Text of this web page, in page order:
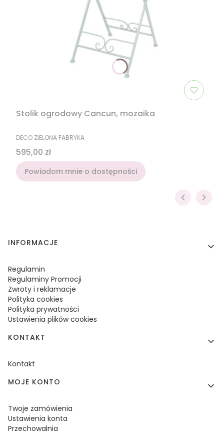
Stolik ogrodowy Cancun, mozaika
PRODUCENT
DECO ZIELONA FABRYKA
Cena
595,00 zł
Powiadom mnie o dostępności
Linki w stopce
INFORMACJE
Regulamin
Regulaminy Promocji
Zwroty i reklamacje
Polityka cookies
Polityka prywatności
Ustawienia plików cookies
KONTAKT
Kontakt
MOJE KONTO
Twoje zamówienia
Ustawienia konta
Przechowalnia